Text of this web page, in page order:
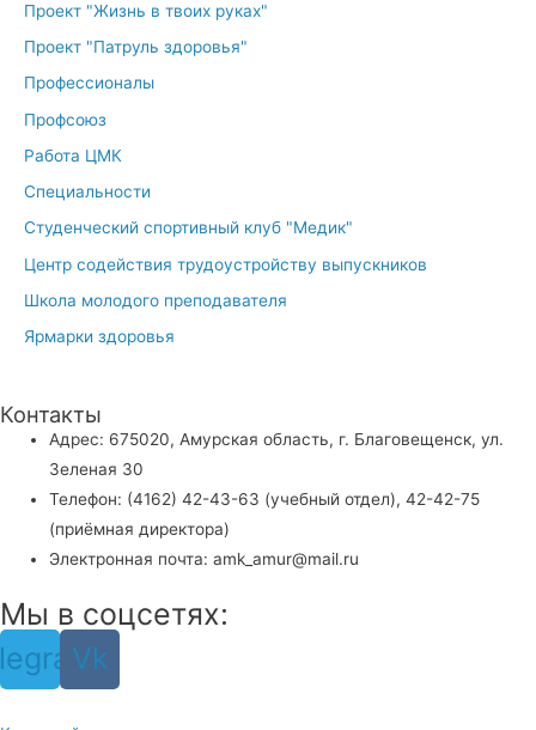
Проект "Жизнь в твоих руках"
Проект "Патруль здоровья"
Профессионалы
Профсоюз
Работа ЦМК
Специальности
Студенческий спортивный клуб "Медик"
Центр содействия трудоустройству выпускников
Школа молодого преподавателя
Ярмарки здоровья
Контакты
Адрес: 675020, Амурская область, г. Благовещенск, ул.
Зеленая 30
Телефон: (4162) 42-43-63 (учебный отдел), 42-42-75
(приёмная директора)
Электронная почта: amk_amur@mail.ru
Мы в соцсетях:
Vk